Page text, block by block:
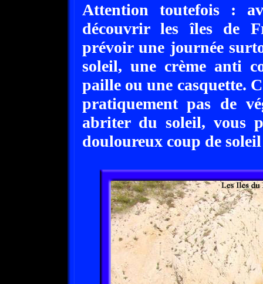
Attention toutefois :
découvrir les îles de
prévoir une journée
soleil, une crème anti
paille ou une casquette.
pratiquement pas de
abriter du soleil, vous
douloureux coup de